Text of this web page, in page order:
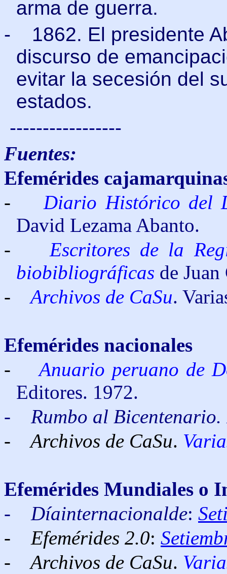
arma de guerra.
-
1862. El presidente
discurso de
evitar la secesión del
estados.
-----------------
Fuentes:
Efemérides
-
Diario Histórico del
David Lezama Abanto.
-
Escritores de la
biobibliográficas de Juan
-Archivos de CaSu.
Efemérides nacionales
-
Anuario peruano de
Editores. 1972.
- Rumbo al
- Archivos de CaSu.
Efemérides Mundiales o
- Díainternacionalde:
-
Efemérides 2.0:
- Archivos de CaSu.